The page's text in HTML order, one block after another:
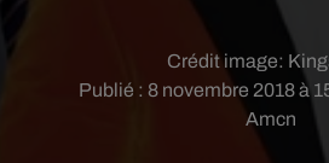
Publié : 8 novembre 2018 à
Amcn
Crédit image: